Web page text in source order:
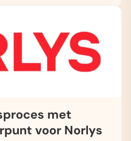
met
voor Norlys